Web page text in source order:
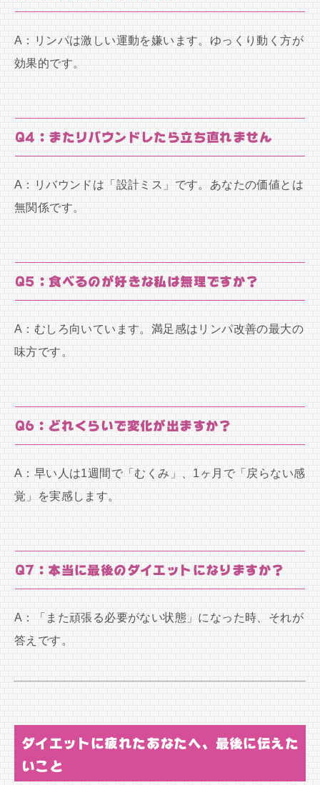
A：リンパは激しい運動を嫌います。ゆっくり動く方が
効果的です。
Q4：またリバウンドしたら立ち直れません
A：リバウンドは「設計ミス」です。あなたの価値とは
無関係です。
Q5：食べるのが好きな私は無理ですか？
A：むしろ向いています。満足感はリンパ改善の最大の
味方です。
Q6：どれくらいで変化が出ますか？
A：早い人は1週間で「むくみ」、1ヶ月で「戻らない感
覚」を実感します。
Q7：本当に最後のダイエットになりますか？
A：「また頑張る必要がない状態」になった時、それが
答えです。
ダイエットに疲れたあなたへ、最後に伝えた
いこと